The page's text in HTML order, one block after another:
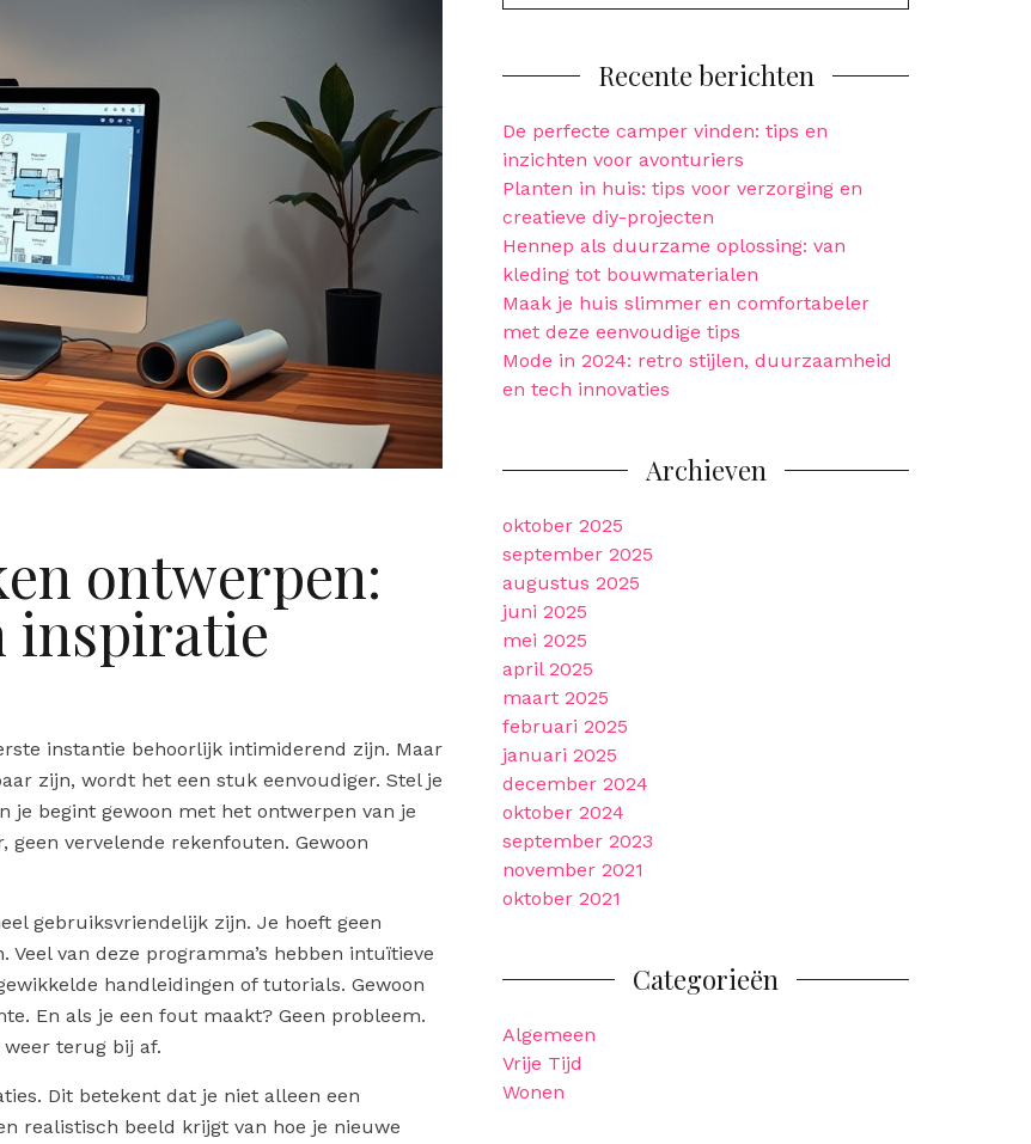
ontwerpen:
inspiratie
instantie behoorlijk intimiderend zijn. Maar
zijn, wordt het een stuk eenvoudiger. Stel je
je begint gewoon met het ontwerpen van je
vervelende rekenfouten. Gewoon
gebruiksvriendelijk zijn. Je hoeft geen
van deze programma’s hebben intuïtieve
handleidingen of tutorials. Gewoon
En als je een fout maakt? Geen probleem.
weer terug bij af.
Dit betekent dat je niet alleen een
realistisch beeld krijgt van hoe je nieuwe
for:
Recente berichten
De perfecte camper vinden: tips en
inzichten voor avonturiers
Planten in huis: tips voor verzorging en
creatieve diy-projecten
Hennep als duurzame oplossing: van
kleding tot bouwmaterialen
Maak je huis slimmer en comfortabeler
met deze eenvoudige tips
Mode in 2024: retro stijlen, duurzaamheid
en tech innovaties
Archieven
oktober 2025
september 2025
augustus 2025
juni 2025
mei 2025
april 2025
maart 2025
februari 2025
januari 2025
december 2024
oktober 2024
september 2023
november 2021
oktober 2021
Categorieën
Algemeen
Vrije Tijd
Wonen